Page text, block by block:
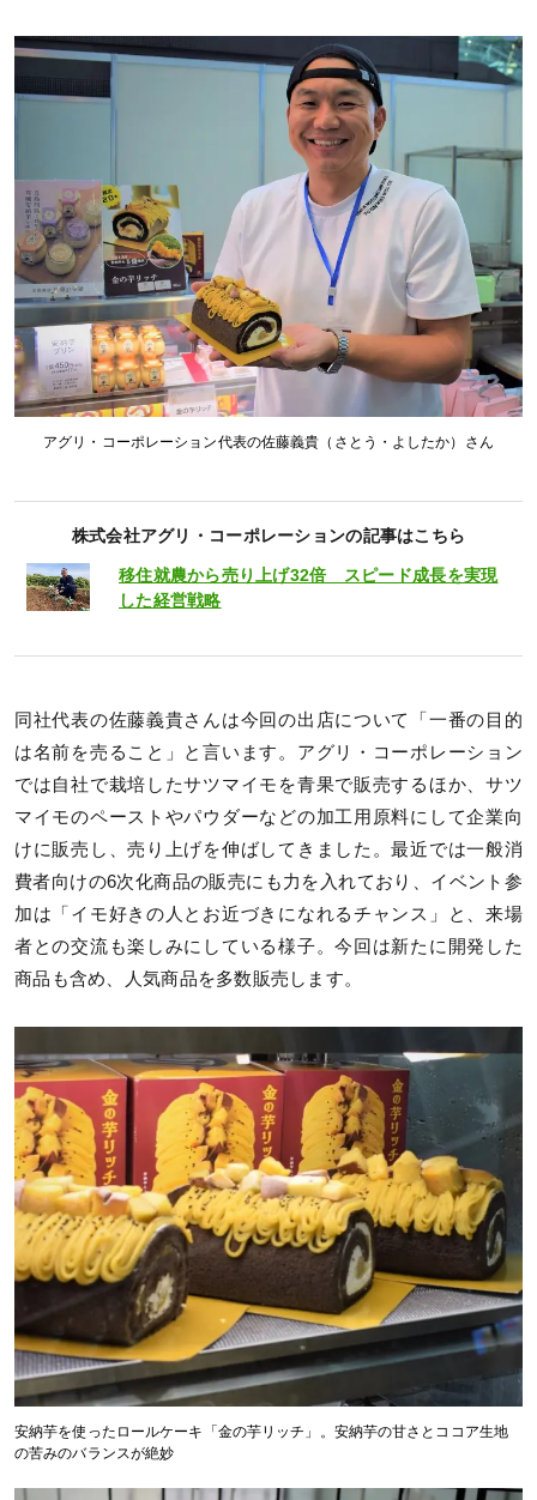
アグリ・コーポレーション代表の佐藤義貴（さとう・よしたか）さん
株式会社アグリ・コーポレーションの記事はこちら
移住就農から売り上げ32倍 スピード成長を実現
した経営戦略
同社代表の佐藤義貴さんは今回の出店について「一番の目的
は名前を売ること」と言います。アグリ・コーポレーション
では自社で栽培したサツマイモを青果で販売するほか、サツ
マイモのペーストやパウダーなどの加工用原料にして企業向
けに販売し、売り上げを伸ばしてきました。最近では一般消
費者向けの6次化商品の販売にも力を入れており、イベント参
加は「イモ好きの人とお近づきになれるチャンス」と、来場
者との交流も楽しみにしている様子。今回は新たに開発した
商品も含め、人気商品を多数販売します。
安納芋を使ったロールケーキ「金の芋リッチ」。安納芋の甘さとココア生地
の苦みのバランスが絶妙